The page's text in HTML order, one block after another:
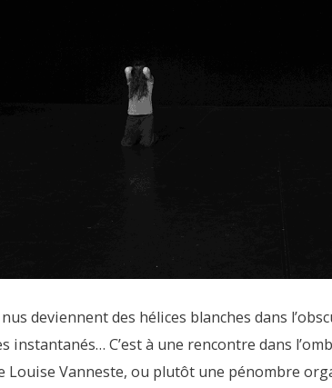
deviennent des hélices blanches dans
instantanés… C’est à une rencontre dans
Louise Vanneste, ou plutôt une pénombre